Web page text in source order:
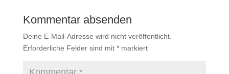
Kommentar absenden
Deine E-Mail-Adresse wird nicht veröffentlicht.
Erforderliche Felder sind mit *markiert